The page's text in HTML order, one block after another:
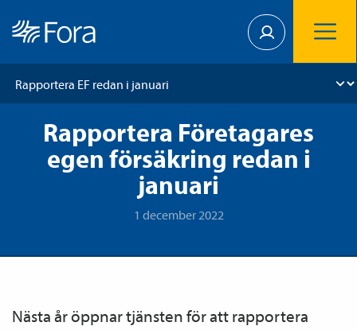
Rapportera Företagares
egen försäkring redan i
januari
1 december 2022
Nästa år öppnar tjänsten för att rapportera